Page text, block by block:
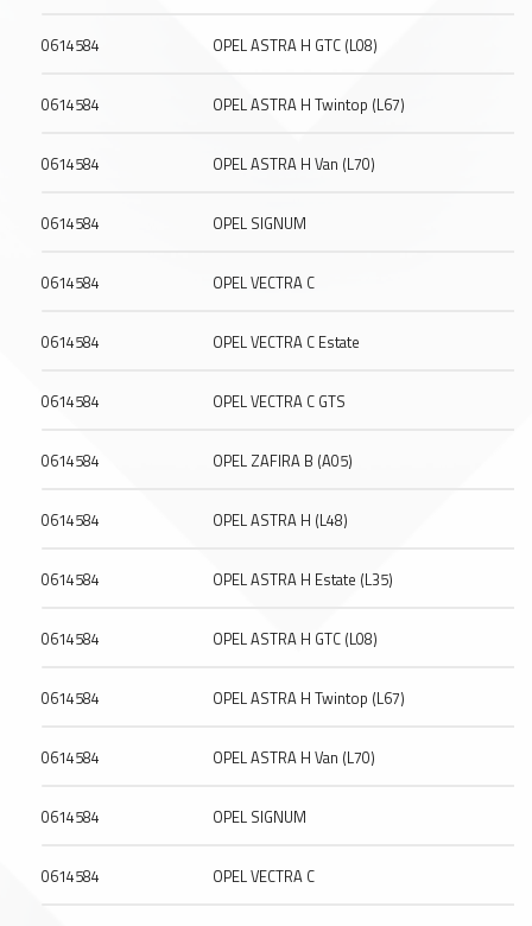
0614584 OPEL ASTRA H GTC (L08)
0614584 OPEL ASTRA H Twintop (L67)
0614584 OPEL ASTRA H Van (L70)
0614584 OPEL SIGNUM
0614584 OPEL VECTRA C
0614584 OPEL VECTRA C Estate
0614584 OPEL VECTRA C GTS
0614584 OPEL ZAFIRA B (A05)
0614584 OPEL ASTRA H (L48)
0614584 OPEL ASTRA H Estate (L35)
0614584 OPEL ASTRA H GTC (L08)
0614584 OPEL ASTRA H Twintop (L67)
0614584 OPEL ASTRA H Van (L70)
0614584 OPEL SIGNUM
0614584 OPEL VECTRA C